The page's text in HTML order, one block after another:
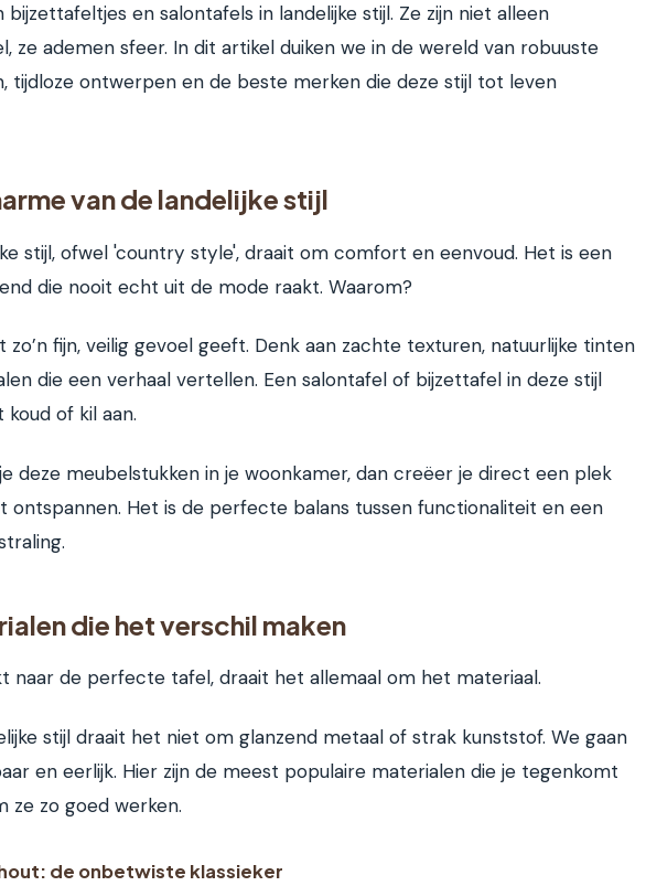
bijzettafeltjes en salontafels in landelijke stijl. Ze zijn niet alleen
ze ademen sfeer. In dit artikel duiken we in de wereld van robuuste
tijdloze ontwerpen en de beste merken die deze stijl tot leven
van de landelijke stijl
stijl, ofwel 'country style', draait om comfort en eenvoud. Het is een
die nooit echt uit de mode raakt. Waarom?
zo’n fijn, veilig gevoel geeft. Denk aan zachte texturen, natuurlijke tinten
die een verhaal vertellen. Een salontafel of bijzettafel in deze stijl
of kil aan.
deze meubelstukken in je woonkamer, dan creëer je direct een plek
ontspannen. Het is de perfecte balans tussen functionaliteit en een
die het verschil maken
naar de perfecte tafel, draait het allemaal om het materiaal.
stijl draait het niet om glanzend metaal of strak kunststof. We gaan
en eerlijk. Hier zijn de meest populaire materialen die je tegenkomt
ze zo goed werken.
de onbetwiste klassieker